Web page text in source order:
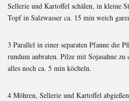
Sellerie und Kartoffel schälen, in kleine
Topf in Salzwasser ca. 15 min weich
3 Parallel in einer separaten Pfanne die
rundum anbraten. Pilze mit Sojasahne zu
alles noch ca. 5 min köcheln.
4 Möhren, Sellerie und Kartoffel